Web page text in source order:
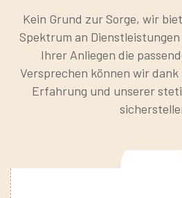
Kein Grund zur Sorge, wir
Spektrum an
Ihrer Anliegen die
Versprechen können wir
Erfahrung und unserer